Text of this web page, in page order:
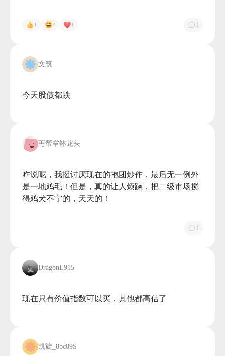
1 2 1 1
文筑
今天股债都跌
丐帮掌钵龙头
咋说呢，我挺讨厌现在的抱团炒作，最后无一例外
是一地鸡毛！但是，真的让人烦躁，把二级市场搅
得鸡犬不宁的，天天的！
1
DragonL915
现在只有价值指数可以买，其他都高估了
凯旋_8bc89S